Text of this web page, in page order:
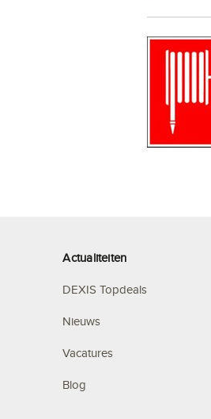
Actualiteiten
DEXIS Topdeals
Nieuws
Vacatures
Blog